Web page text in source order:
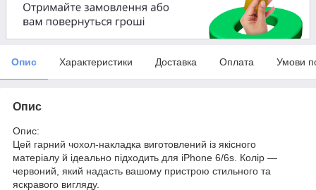
Опис Характеристики Доставка Оплата Умови
Опис
Опис:
Цей гарний чохол-накладка виготовлений із якісного
матеріалу й ідеально підходить для iPhone 6/6s. Колір —
червоний, який надасть вашому пристрою стильного та
яскравого вигляду.